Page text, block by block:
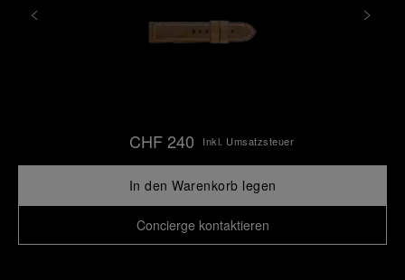
CHF 240 Inkl. Umsatzsteuer
In den Warenkorb legen
Concierge kontaktieren